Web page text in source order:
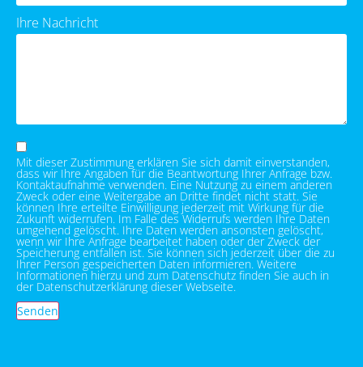
Ihre Nachricht
Mit dieser Zustimmung erklären Sie sich damit einverstanden,
dass wir Ihre Angaben für die Beantwortung Ihrer Anfrage bzw.
Kontaktaufnahme verwenden. Eine Nutzung zu einem anderen
Zweck oder eine Weitergabe an Dritte findet nicht statt. Sie
können Ihre erteilte Einwilligung jederzeit mit Wirkung für die
Zukunft widerrufen. Im Falle des Widerrufs werden Ihre Daten
umgehend gelöscht. Ihre Daten werden ansonsten gelöscht,
wenn wir Ihre Anfrage bearbeitet haben oder der Zweck der
Speicherung entfallen ist. Sie können sich jederzeit über die zu
Ihrer Person gespeicherten Daten informieren. Weitere
Informationen hierzu und zum Datenschutz finden Sie auch in
der Datenschutzerklärung dieser Webseite.
Senden